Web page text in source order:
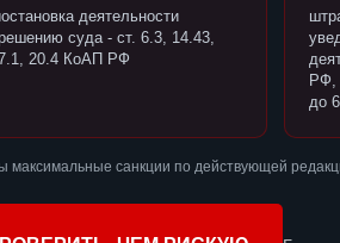
деятельности
суда - ст. 6.3, 14.43,
20.4 КоАП РФ
РФ,
до
максимальные санкции по действующей